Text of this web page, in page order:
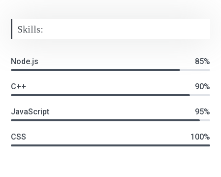
Skills:
Node.js 85%
C++ 90%
JavaScript 95%
CSS 100%